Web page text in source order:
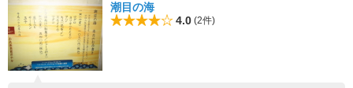
潮目の海
4.0 (2件)